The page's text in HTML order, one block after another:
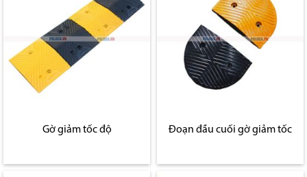
Gờ giảm tốc độ Đoạn đầu cuối gờ giảm tốc